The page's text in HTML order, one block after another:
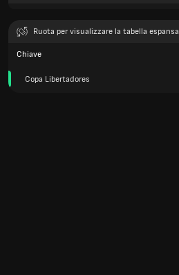
Ruota per visualizzare la tabella espansa
Chiave
Copa Libertadores